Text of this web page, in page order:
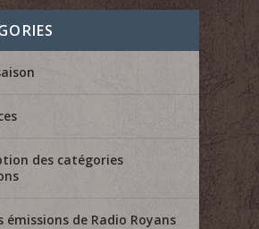
des catégories
émissions de Radio Royans